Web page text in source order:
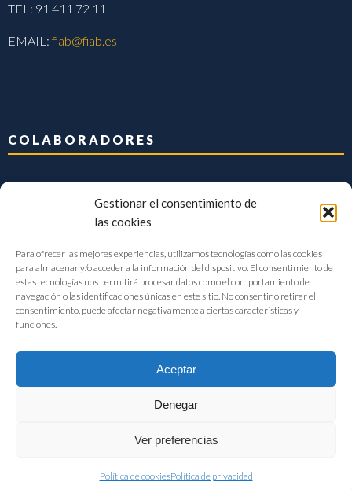
Gestionar el consentimiento de
las cookies
Para ofrecer las mejores experiencias, utilizamos tecnologías como las cookies
para almacenar y/o acceder a la información del dispositivo. El consentimiento de
estas tecnologías nos permitirá procesar datos como el comportamiento de
navegación o las identificaciones únicas en este sitio. No consentir o retirar el
consentimiento, puede afectar negativamente a ciertas características y
funciones.
Aceptar
Denegar
Ver preferencias
Política de cookiesPolítica de privacidad
TEL: 91 411 72 11
EMAIL:fiab@fiab.es
COLABORADORES
FIAB Federación Española de Industrias de la Alimentación y Bebidas